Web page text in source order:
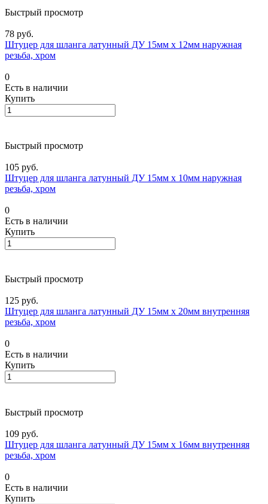
Быстрый просмотр
78 руб.
Штуцер для шланга латунный ДУ 15мм х 12мм наружная
резьба, хром
0
Есть в наличии
Купить
Быстрый просмотр
105 руб.
Штуцер для шланга латунный ДУ 15мм х 10мм наружная
резьба, хром
0
Есть в наличии
Купить
Быстрый просмотр
125 руб.
Штуцер для шланга латунный ДУ 15мм х 20мм внутренняя
резьба, хром
0
Есть в наличии
Купить
Быстрый просмотр
109 руб.
Штуцер для шланга латунный ДУ 15мм х 16мм внутренняя
резьба, хром
0
Есть в наличии
Купить